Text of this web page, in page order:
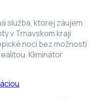
služba, ktorej záujem
v Trnavskom kraji
noci bez možnosti
Kliminátor